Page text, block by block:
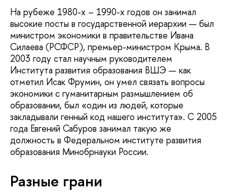
На рубеже 1980-х – 1990-х годов он занимал
высокие посты в государственной иерархии — был
министром экономики в правительстве Ивана
Силаева (РСФСР), премьер-министром Крыма. В
2003 году стал научным руководителем
Института развития образования ВШЭ — как
отметил Исак Фрумин, он умел связать вопросы
экономики с гуманитарным размышлением об
образовании, был «один из людей, которые
закладывали генный код нашего института». С 2005
года Евгений Сабуров занимал такую же
должность в Федеральном институте развития
образования Минобрнауки России.
Разные грани